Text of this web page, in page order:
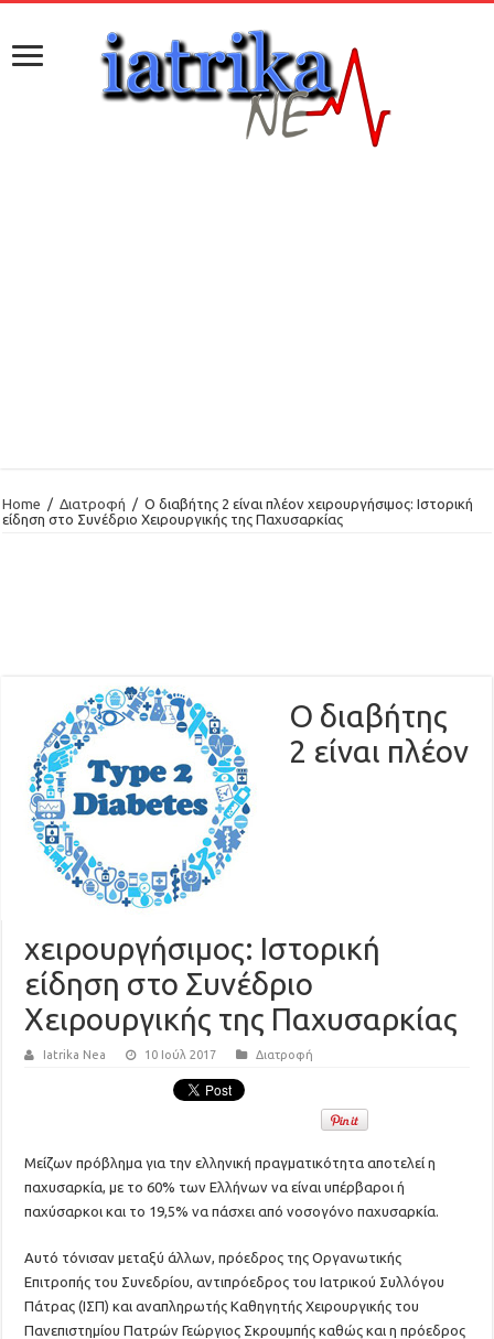
Home / Διατροφή / Ο διαβήτης 2 είναι πλέον χειρουργήσιμος: Ιστορική
είδηση στο Συνέδριο Χειρουργικής της Παχυσαρκίας
Ο διαβήτης
2 είναι πλέον
χειρουργήσιμος: Ιστορική
είδηση στο Συνέδριο
Χειρουργικής της Παχυσαρκίας
Iatrika Nea 10 Ιούλ 2017 Διατροφή
Μείζων πρόβλημα για την ελληνική πραγματικότητα αποτελεί η
παχυσαρκία, με το 60% των Ελλήνων να είναι υπέρβαροι ή
παχύσαρκοι και το 19,5% να πάσχει από νοσογόνο παχυσαρκία.
Αυτό τόνισαν μεταξύ άλλων, πρόεδρος της Οργανωτικής
Επιτροπής του Συνεδρίου, αντιπρόεδρος του Ιατρικού Συλλόγου
Πάτρας (ΙΣΠ) και αναπληρωτής Καθηγητής Χειρουργικής του
Πανεπιστημίου Πατρών Γεώργιος Σκρουμπής καθώς και η πρόεδρος